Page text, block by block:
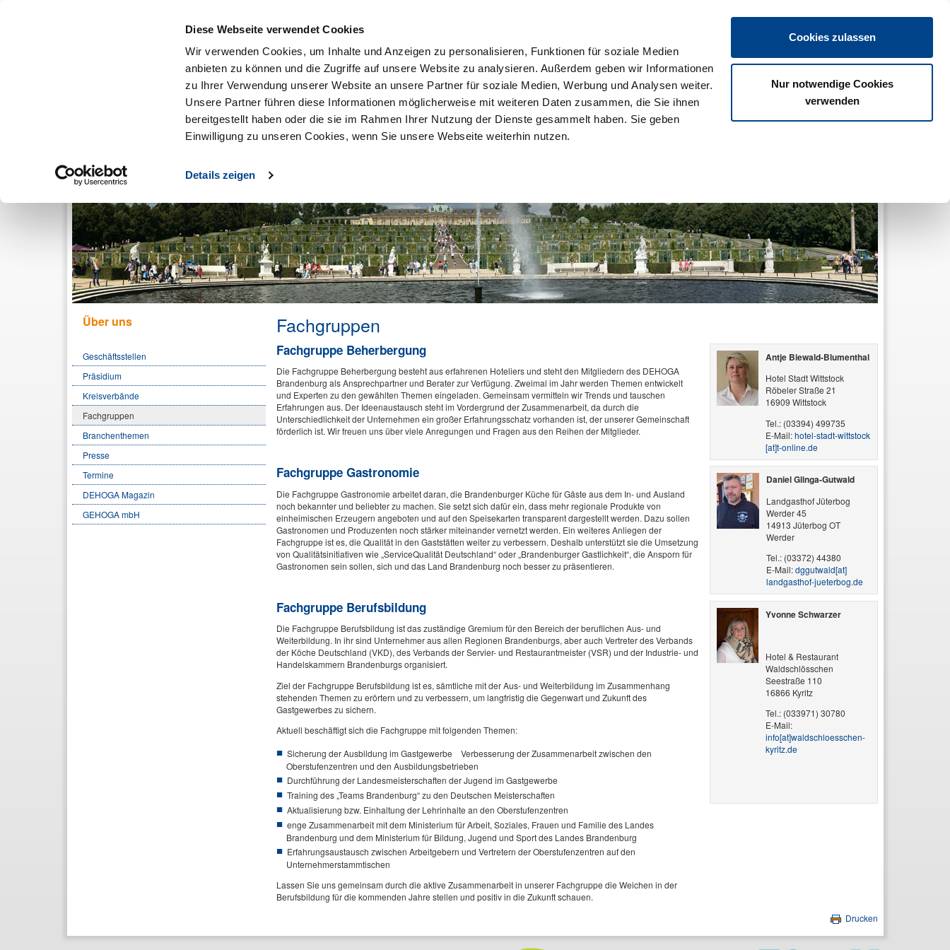
Diese Webseite verwendet Cookies
Wir verwenden Cookies, um Inhalte und Anzeigen zu personalisieren, Funktionen für soziale Medien
anbieten zu können und die Zugriffe auf unsere Website zu analysieren. Außerdem geben wir Informationen
zu Ihrer Verwendung unserer Website an unsere Partner für soziale Medien, Werbung und Analysen weiter.
Unsere Partner führen diese Informationen möglicherweise mit weiteren Daten zusammen, die Sie ihnen
bereitgestellt haben oder die sie im Rahmen Ihrer Nutzung der Dienste gesammelt haben. Sie geben
Einwilligung zu unseren Cookies, wenn Sie unsere Webseite weiterhin nutzen.
Details zeigen
Cookies zulassen
Nur notwendige Cookies
verwenden
KONTAKT
Mitgliedschaft Ausbildung & Karriere Klassifizierungen Brandenburger Lieblingslokal Brandenburger Gastlichkeit Beratung & Service Mein DEHOGA
Über uns
Geschäftsstellen
Präsidium
Kreisverbände
Fachgruppen
Branchenthemen
Presse
Termine
DEHOGA Magazin
GEHOGA mbH
Fachgruppen
Fachgruppe Beherbergung
Die Fachgruppe Beherbergung besteht aus erfahrenen Hoteliers und steht den Mitgliedern des DEHOGA
Brandenburg als Ansprechpartner und Berater zur Verfügung. Zweimal im Jahr werden Themen entwickelt
und Experten zu den gewählten Themen eingeladen. Gemeinsam vermitteln wir Trends und tauschen
Erfahrungen aus. Der Ideenaustausch steht im Vordergrund der Zusammenarbeit, da durch die
Unterschiedlichkeit der Unternehmen ein großer Erfahrungsschatz vorhanden ist, der unserer Gemeinschaft
förderlich ist. Wir freuen uns über viele Anregungen und Fragen aus den Reihen der Mitglieder.
Antje Biewald-Blumenthal
Hotel Stadt Wittstock
Röbeler Straße 21
16909 Wittstock
Tel.: (03394) 499735
E-Mail:hotel-stadt-wittstock​
[at]​t-online.de
Fachgruppe Gastronomie
Die Fachgruppe Gastronomie arbeitet daran, die Brandenburger Küche für Gäste aus dem In- und Ausland
noch bekannter und beliebter zu machen. Sie setzt sich dafür ein, dass mehr regionale Produkte von
einheimischen Erzeugern angeboten und auf den Speisekarten transparent dargestellt werden. Dazu sollen
Gastronomen und Produzenten noch stärker miteinander vernetzt werden. Ein weiteres Anliegen der
Fachgruppe ist es, die Qualität in den Gaststätten weiter zu verbessern. Deshalb unterstützt sie die Umsetzung
von Qualitätsinitiativen wie „ServiceQualität Deutschland“ oder „Brandenburger Gastlichkeit“, die Ansporn für
Gastronomen sein sollen, sich und das Land Brandenburg noch besser zu präsentieren.
Daniel Glinga-Gutwald
Landgasthof Jüterbog
Werder 45
14913 Jüterbog OT
Werder
Tel.: (03372) 44380
E-Mail:dggutwald​[at]​
landgasthof-jueterbog.de
Fachgruppe Berufsbildung
Die Fachgruppe Berufsbildung ist das zuständige Gremium für den Bereich der beruflichen Aus- und
Weiterbildung. In ihr sind Unternehmer aus allen Regionen Brandenburgs, aber auch Vertreter des Verbands
der Köche Deutschland (VKD), des Verbands der Servier- und Restaurantmeister (VSR) und der Industrie- und
Handelskammern Brandenburgs organisiert.
Ziel der Fachgruppe Berufsbildung ist es, sämtliche mit der Aus- und Weiterbildung im Zusammenhang
stehenden Themen zu erörtern und zu verbessern, um langfristig die Gegenwart und Zukunft des
Gastgewerbes zu sichern.
Aktuell beschäftigt sich die Fachgruppe mit folgenden Themen:
Sicherung der Ausbildung im Gastgewerbe Verbesserung der Zusammenarbeit zwischen den
Oberstufenzentren und den Ausbildungsbetrieben
Durchführung der Landesmeisterschaften der Jugend im Gastgewerbe
Training des „Teams Brandenburg“ zu den Deutschen Meisterschaften
Aktualisierung bzw. Einhaltung der Lehrinhalte an den Oberstufenzentren
enge Zusammenarbeit mit dem Ministerium für Arbeit, Soziales, Frauen und Familie des Landes
Brandenburg und dem Ministerium für Bildung, Jugend und Sport des Landes Brandenburg
Erfahrungsaustausch zwischen Arbeitgebern und Vertretern der Oberstufenzentren auf den
Unternehmerstammtischen
Lassen Sie uns gemeinsam durch die aktive Zusammenarbeit in unserer Fachgruppe die Weichen in der
Berufsbildung für die kommenden Jahre stellen und positiv in die Zukunft schauen.
Yvonne Schwarzer
Hotel & Restaurant
Waldschlösschen
Seestraße 110
16866 Kyritz
Tel.: (033971) 30780
E-Mail:
info[at]waldschloesschen-
kyritz.de
Drucken